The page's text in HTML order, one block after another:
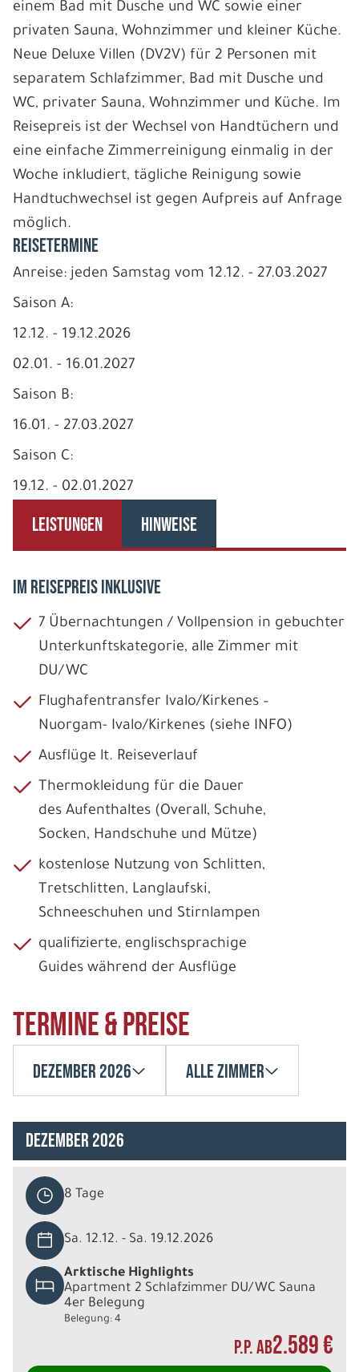
einem Bad mit Dusche und WC sowie einer
privaten Sauna, Wohnzimmer und kleiner Küche.
Neue Deluxe Villen (DV2V) für 2 Personen mit
separatem Schlafzimmer, Bad mit Dusche und
WC, privater Sauna, Wohnzimmer und Küche. Im
Reisepreis ist der Wechsel von Handtüchern und
eine einfache Zimmerreinigung einmalig in der
Woche inkludiert, tägliche Reinigung sowie
Handtuchwechsel ist gegen Aufpreis auf Anfrage
möglich.
REISETERMINE
Anreise: jeden Samstag vom 12.12. - 27.03.2027
Saison A:
12.12. - 19.12.2026
02.01. - 16.01.2027
Saison B:
16.01. - 27.03.2027
Saison C:
19.12. - 02.01.2027
LEISTUNGEN HINWEISE
IM REISEPREIS INKLUSIVE
7 Übernachtungen / Vollpension in gebuchter
Unterkunftskategorie, alle Zimmer mit
DU/WC
Flughafentransfer Ivalo/Kirkenes –
Nuorgam- Ivalo/Kirkenes (siehe INFO)
Ausflüge lt. Reiseverlauf
Thermokleidung für die Dauer
des Aufenthaltes (Overall, Schuhe,
Socken, Handschuhe und Mütze)
kostenlose Nutzung von Schlitten,
Tretschlitten, Langlaufski,
Schneeschuhen und Stirnlampen
qualifizierte, englischsprachige
Guides während der Ausflüge
Termine & Preise
Dezember 2026 Alle Zimmer
Dezember 2026
8 Tage
Sa. 12.12. - Sa. 19.12.2026
Arktische Highlights
Apartment 2 Schlafzimmer DU/WC Sauna
4er Belegung
Belegung: 4
P.P. AB2.589 €